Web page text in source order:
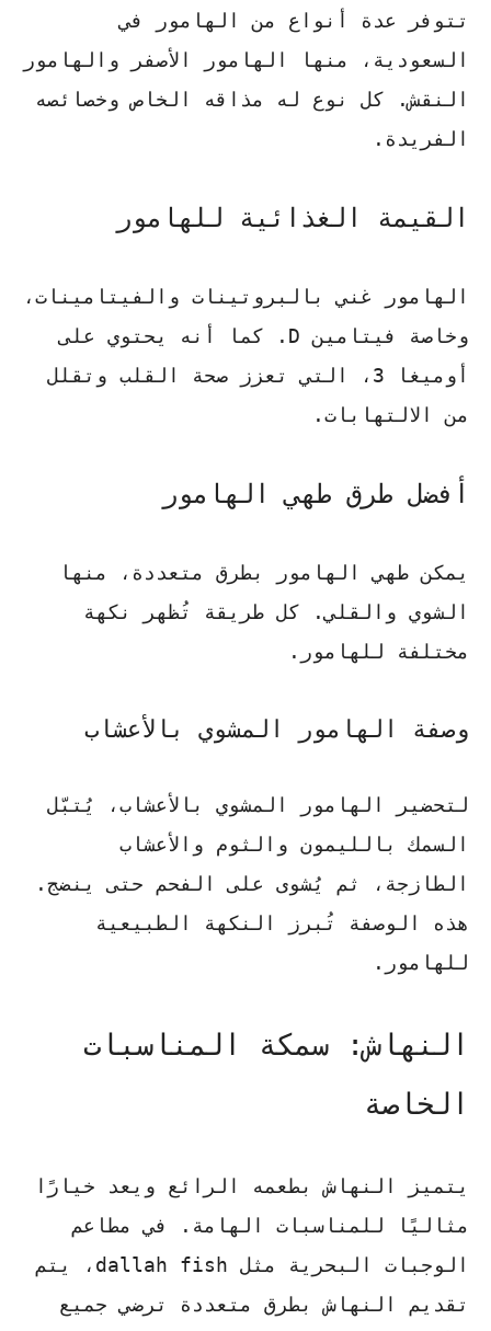
تتوفر عدة أنواع من الهامور في
السعودية، منها الهامور الأصفر والهامور
النقش. كل نوع له مذاقه الخاص وخصائصه
الفريدة.
القيمة الغذائية للهامور
الهامور غني بالبروتينات والفيتامينات،
وخاصة فيتامين D. كما أنه يحتوي على
أوميغا 3، التي تعزز صحة القلب وتقلل
من الالتهابات.
أفضل طرق طهي الهامور
يمكن طهي الهامور بطرق متعددة، منها
الشوي والقلي. كل طريقة تُظهر نكهة
مختلفة للهامور.
وصفة الهامور المشوي بالأعشاب
لتحضير الهامور المشوي بالأعشاب، يُتبّل
السمك بالليمون والثوم والأعشاب
الطازجة، ثم يُشوى على الفحم حتى ينضج.
هذه الوصفة تُبرز النكهة الطبيعية
للهامور.
النهاش: سمكة المناسبات
الخاصة
يتميز النهاش بطعمه الرائع ويعد خيارًا
مثاليًا للمناسبات الهامة. في مطاعم
الوجبات البحرية مثل dallah fish ، يتم
تقديم النهاش بطرق متعددة ترضي جميع